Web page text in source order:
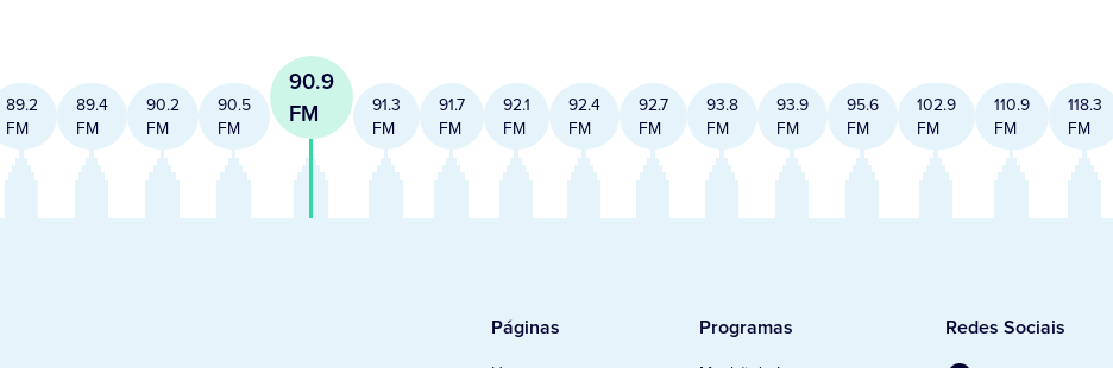
89.2
FM
89.4
FM
90.2
FM
90.5
FM
90.9
FM
91.3
FM
91.7
FM
92.1
FM
92.4
FM
92.7
FM
93.8
FM
93.9
FM
95.6
FM
102.9
FM
110.9
FM
118.3
FM
Páginas Programas Redes Sociais